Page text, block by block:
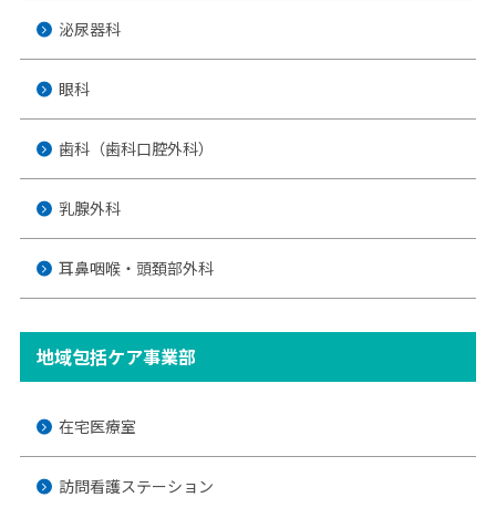
泌尿器科
眼科
歯科（歯科口腔外科）
乳腺外科
耳鼻咽喉・頭頚部外科
地域包括ケア事業部
在宅医療室
訪問看護ステーション